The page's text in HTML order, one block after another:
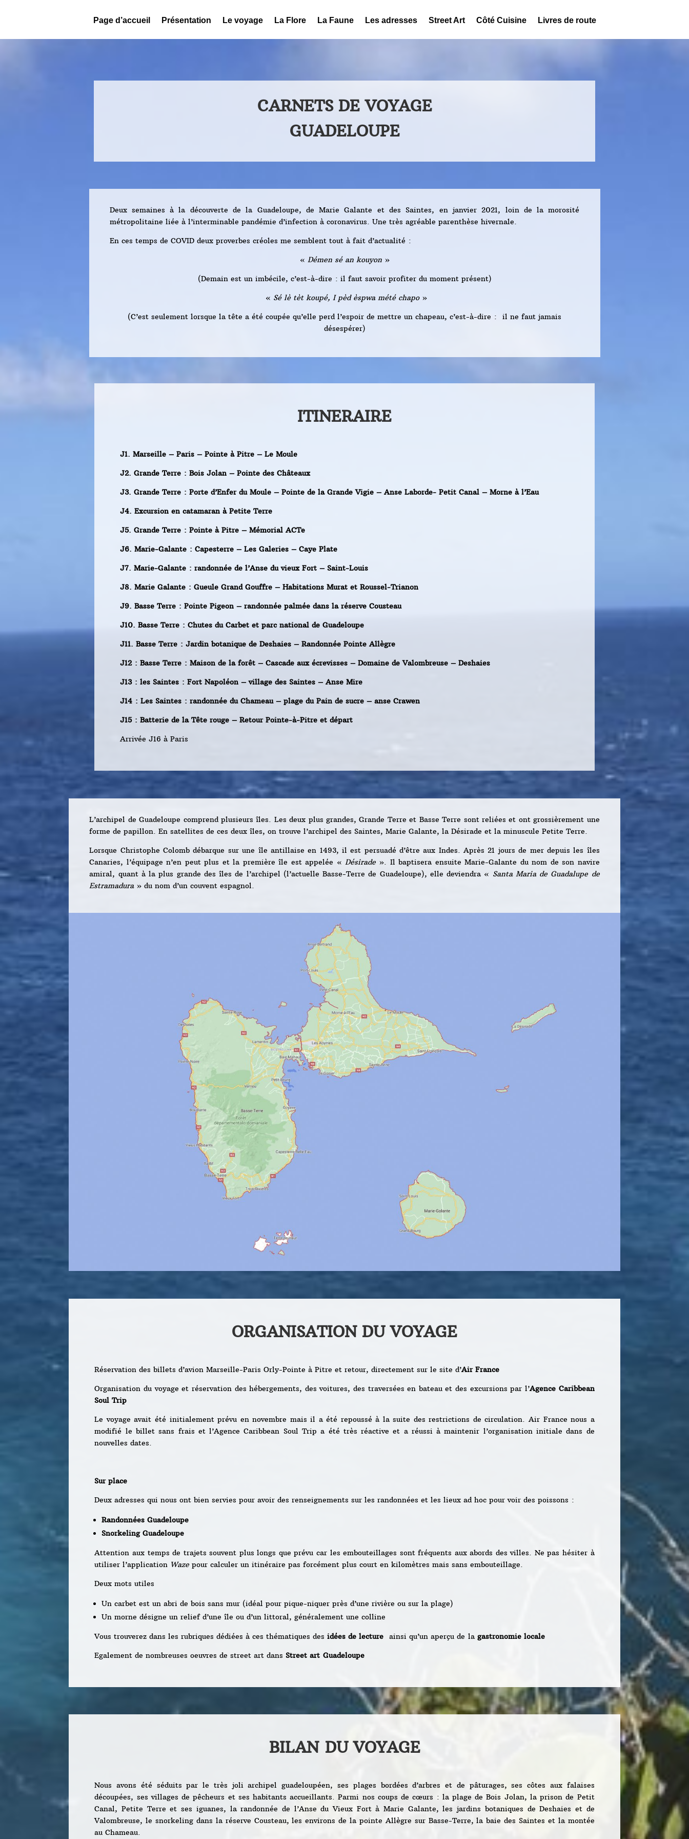
Page d’accueil Présentation Le voyage La Flore La Faune Les adresses Street Art Côté Cuisine Livres de route
CARNETS DE VOYAGE
GUADELOUPE
Deux semaines à la découverte de la Guadeloupe, de Marie Galante et des Saintes, en janvier 2021, loin de la morosité
métropolitaine liée à l’interminable pandémie d’infection à coronavirus. Une très agréable parenthèse hivernale.
En ces temps de COVID deux proverbes créoles me semblent tout à fait d’actualité :
« Démen sé an kouyon»
(Demain est un imbécile, c’est-à-dire : il faut savoir profiter du moment présent)
« Sé lè tèt koupé, I pèd èspwa mété chapo»
(C’est seulement lorsque la tête a été coupée qu’elle perd l’espoir de mettre un chapeau, c’est-à-dire : il ne faut jamais
désespérer)
ITINERAIRE
J1. Marseille – Paris – Pointe à Pitre – Le Moule
J2. Grande Terre : Bois Jolan – Pointe des Châteaux
J3. Grande Terre : Porte d’Enfer du Moule – Pointe de la Grande Vigie – Anse Laborde- Petit Canal – Morne à l’Eau
J4. Excursion en catamaran à Petite Terre
J5. Grande Terre : Pointe à Pitre – Mémorial ACTe
J6. Marie-Galante : Capesterre – Les Galeries – Caye Plate
J7. Marie-Galante : randonnée de l’Anse du vieux Fort – Saint-Louis
J8. Marie Galante : Gueule Grand Gouffre – Habitations Murat et Roussel-Trianon
J9. Basse Terre : Pointe Pigeon – randonnée palmée dans la réserve Cousteau
J10. Basse Terre : Chutes du Carbet et parc national de Guadeloupe
J11. Basse Terre : Jardin botanique de Deshaies – Randonnée Pointe Allègre
J12 : Basse Terre : Maison de la forêt – Cascade aux écrevisses – Domaine de Valombreuse – Deshaies
J13 : les Saintes : Fort Napoléon – village des Saintes – Anse Mire
J14 : Les Saintes : randonnée du Chameau – plage du Pain de sucre – anse Crawen
J15 : Batterie de la Tête rouge – Retour Pointe-à-Pitre et départ
Arrivée J16 à Paris
L’archipel de Guadeloupe comprend plusieurs îles. Les deux plus grandes, Grande Terre et Basse Terre sont reliées et ont grossièrement une
forme de papillon. En satellites de ces deux îles, on trouve l’archipel des Saintes, Marie Galante, la Désirade et la minuscule Petite Terre.
Lorsque Christophe Colomb débarque sur une île antillaise en 1493, il est persuadé d’être aux Indes. Après 21 jours de mer depuis les îles
Canaries, l’équipage n’en peut plus et la première île est appelée « Désirade». Il baptisera ensuite Marie-Galante du nom de son navire
amiral, quant à la plus grande des îles de l’archipel (l’actuelle Basse-Terre de Guadeloupe), elle deviendra « Santa Maria de Guadalupe de
Estramadura» du nom d’un couvent espagnol.
ORGANISATION DU VOYAGE
Réservation des billets d’avion Marseille-Paris Orly-Pointe à Pitre et retour, directement sur le site d’Air France
Organisation du voyage et réservation des hébergements, des voitures, des traversées en bateau et des excursions par l’Agence Caribbean
Soul Trip
Le voyage avait été initialement prévu en novembre mais il a été repoussé à la suite des restrictions de circulation. Air France nous a
modifié le billet sans frais et l’Agence Caribbean Soul Trip a été très réactive et a réussi à maintenir l’organisation initiale dans de
nouvelles dates.
Sur place
Deux adresses qui nous ont bien servies pour avoir des renseignements sur les randonnées et les lieux ad hoc pour voir des poissons :
Randonnées Guadeloupe
Snorkeling Guadeloupe
Attention aux temps de trajets souvent plus longs que prévu car les embouteillages sont fréquents aux abords des villes. Ne pas hésiter à
utiliser l’application Waze pour calculer un itinéraire pas forcément plus court en kilomètres mais sans embouteillage.
Deux mots utiles
Un carbet est un abri de bois sans mur (idéal pour pique-niquer près d’une rivière ou sur la plage)
Un morne désigne un relief d’une île ou d’un littoral, généralement une colline
Vous trouverez dans les rubriques dédiées à ces thématiques desidées de lecture ainsi qu’un aperçu de lagastronomie locale
Egalement de nombreuses oeuvres de street art dansStreet artGuadeloupe
BILAN DU VOYAGE
Nous avons été séduits par le très joli archipel guadeloupéen, ses plages bordées d’arbres et de pâturages, ses côtes aux falaises
découpées, ses villages de pêcheurs et ses habitants accueillants. Parmi nos coups de cœurs : la plage de Bois Jolan, la prison de Petit
Canal, Petite Terre et ses iguanes, la randonnée de l’Anse du Vieux Fort à Marie Galante, les jardins botaniques de Deshaies et de
Valombreuse, le snorkeling dans la réserve Cousteau, les environs de la pointe Allègre sur Basse-Terre, la baie des Saintes et la montée
au Chameau.